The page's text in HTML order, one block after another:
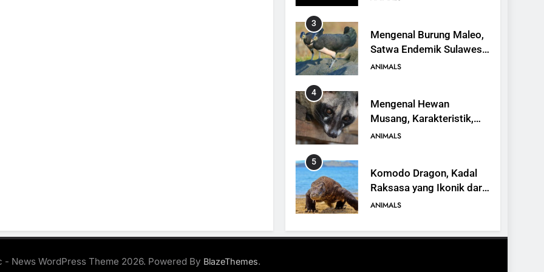
3
Mengenal Burung Maleo,
Satwa Endemik Sulawesi
yang Terancam Punah
ANIMALS
4
Mengenal Hewan
Musang, Karakteristik,
Jenis, dan Peran dalam
ANIMALS
5
Komodo Dragon, Kadal
Raksasa yang Ikonik dari
Indonesia
ANIMALS
6
Kanguru Pohon Mantel
- News WordPress Theme 2026. Powered By BlazeThemes.